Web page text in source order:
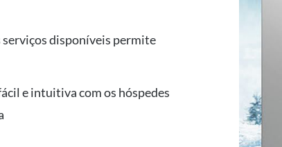
disponíveis permite
e intuitiva com os hóspedes